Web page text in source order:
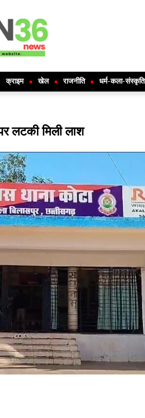
क्राइम खेल राजनीति धर्म-कला-संस्कृति
लटकी मिली लाश